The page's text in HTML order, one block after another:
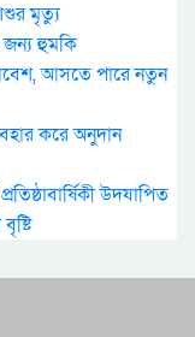
মৃত্যু
জন্য হুমকি
আসতে পারে নতুন
করে অনুদান
উদযাপিত